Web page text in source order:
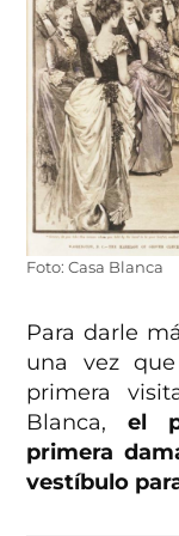
Foto: Casa Blanca
Para darle
una vez
primera
Blanca, el
primera
vestíbulo